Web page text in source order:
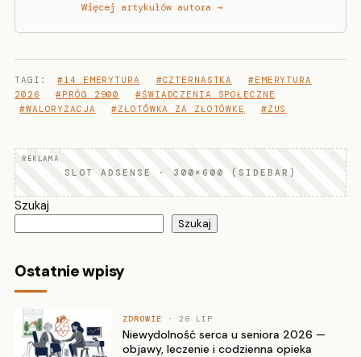
Więcej artykułów autora →
TAGI: #14 EMERYTURA #CZTERNASTKA
#EMERYTURA
2026
#PRÓG 2900
#ŚWIADCZENIA SPOŁECZNE
#WALORYZACJA
#ZŁOTÓWKA ZA ZŁOTÓWKĘ #ZUS
SLOT ADSENSE · 300×600 (SIDEBAR)
Szukaj
Szukaj
Ostatnie wpisy
ZDROWIE · 28 LIP
Niewydolność serca u seniora 2026 —
objawy, leczenie i codzienna opieka